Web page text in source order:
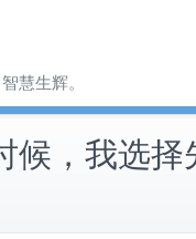
慧生辉。
候，我选择